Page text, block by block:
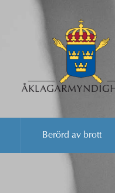
Berörd av brott